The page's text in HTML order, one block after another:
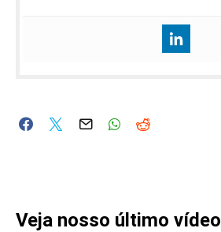
Veja nosso último vídeo